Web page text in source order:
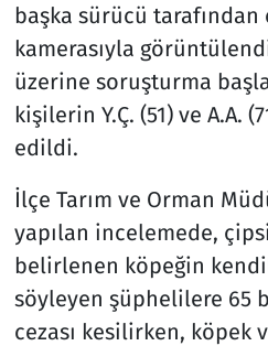
başka sürücü
kamerasıyla
üzerine soruşturma
kişilerin Y.Ç. (51) ve A.A.
edildi.
İlçe Tarım ve Orman
yapılan incelemede,
belirlenen köpeğin
söyleyen şüphelilere 65
cezası kesilirken,
Televizyon